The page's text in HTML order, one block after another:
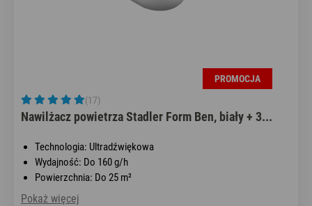
PROMOCJA
(17)
Nawilżacz powietrza Stadler Form Ben, biały + 3...
Technologia: Ultradźwiękowa
Wydajność: Do 160 g/h
Powierzchnia: Do 25 m²
Pokaż więcej